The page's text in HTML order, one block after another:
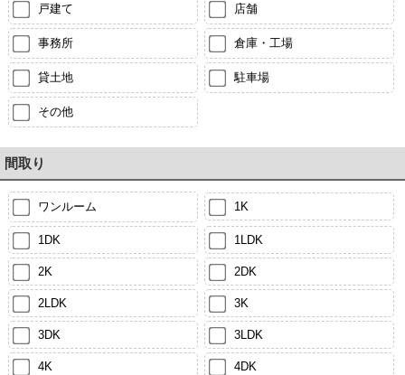
戸建て 店舗
事務所 倉庫・工場
貸土地 駐車場
その他
間取り
ワンルーム 1K
1DK 1LDK
2K 2DK
2LDK 3K
3DK 3LDK
4K 4DK